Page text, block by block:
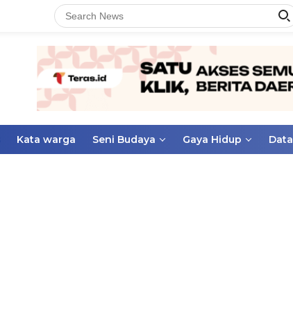
Kata warga Seni Budaya Gaya Hidup Data